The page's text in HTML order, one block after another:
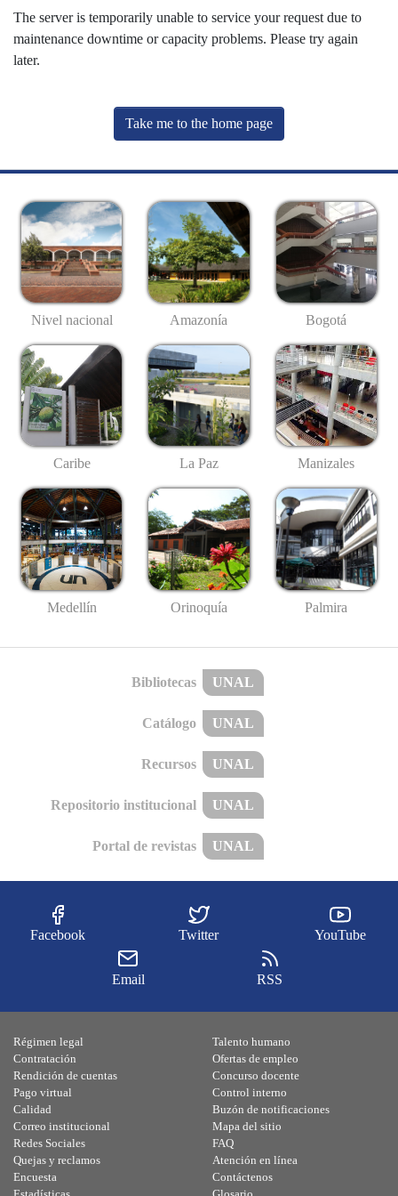
The server is temporarily unable to service your request due to
maintenance downtime or capacity problems. Please try again
later.
Take me to the home page
Nivel nacional Amazonía Bogotá
Caribe La Paz Manizales
Medellín Orinoquía Palmira
Bibliotecas UNAL
Catálogo UNAL
Recursos UNAL
Repositorio institucional UNAL
Portal de revistas UNAL
Facebook Twitter YouTube
Email RSS
Régimen legal
Contratación
Rendición de cuentas
Pago virtual
Calidad
Talento humano
Ofertas de empleo
Concurso docente
Control interno
Buzón de notificaciones
Correo institucional
Redes Sociales
Quejas y reclamos
Encuesta
Mapa del sitio
FAQ
Atención en línea
Contáctenos